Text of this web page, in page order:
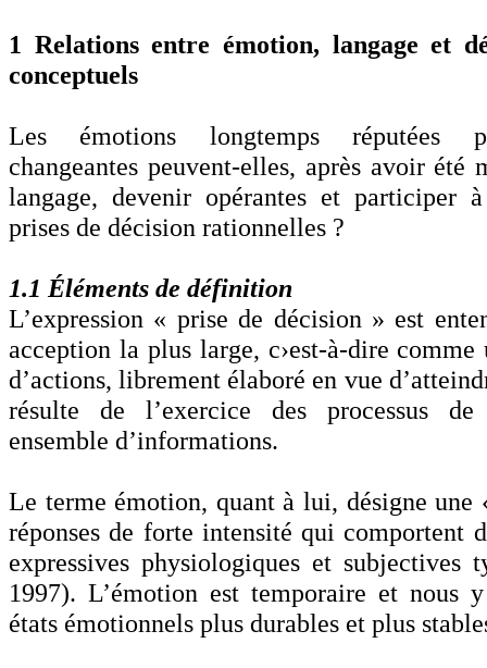
1 Relations entre émotion, langage et
conceptuels
Les émotions longtemps réputées
changeantes peuvent-elles, après avoir été
langage, devenir opérantes et participer
prises de décision rationnelles ?
1.1 Éléments de définition
L’expression « prise de décision » est
acception la plus large, c›est-à-dire
d’actions, librement élaboré en vue
résulte de l’exercice des processus de
ensemble d’informations.
Le terme émotion, quant à lui, désigne une
réponses de forte intensité qui comportent
expressives physiologiques et subjectives
1997). L’émotion est temporaire et nous
états émotionnels plus durables et plus